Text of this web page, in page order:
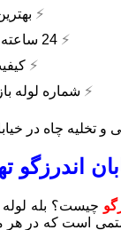
⚡
⚡24 ساعته هستیم خدمتتون:؟
⚡
⚡ شماره لوله
چاه در خیابان
چیست؟ بله